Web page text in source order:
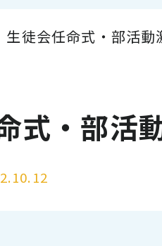
生徒会任命式・部活動
式・部活